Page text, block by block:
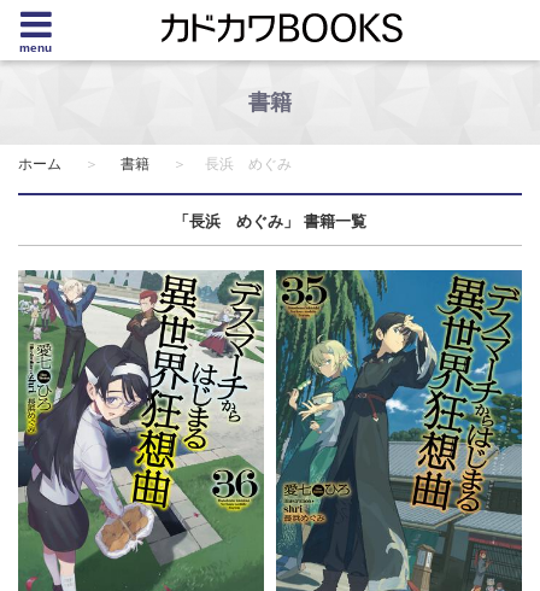
menu
書籍
ホーム 書籍 長浜 めぐみ
「長浜 めぐみ」 書籍一覧